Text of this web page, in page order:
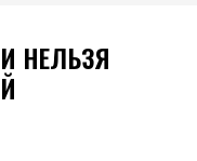
НЕЛЬЗЯ